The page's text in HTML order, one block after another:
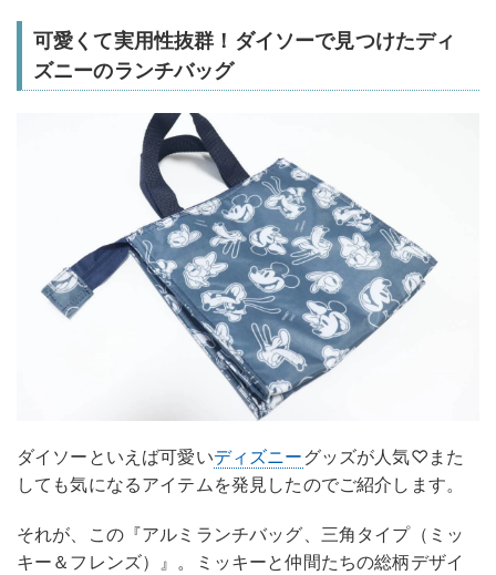
可愛くて実用性抜群！ダイソーで見つけたディ
ズニーのランチバッグ
ダイソーといえば可愛いディズニーグッズが人気♡また
しても気になるアイテムを発見したのでご紹介します。
それが、この『アルミランチバッグ、三角タイプ（ミッ
キー＆フレンズ）』。ミッキーと仲間たちの総柄デザイ